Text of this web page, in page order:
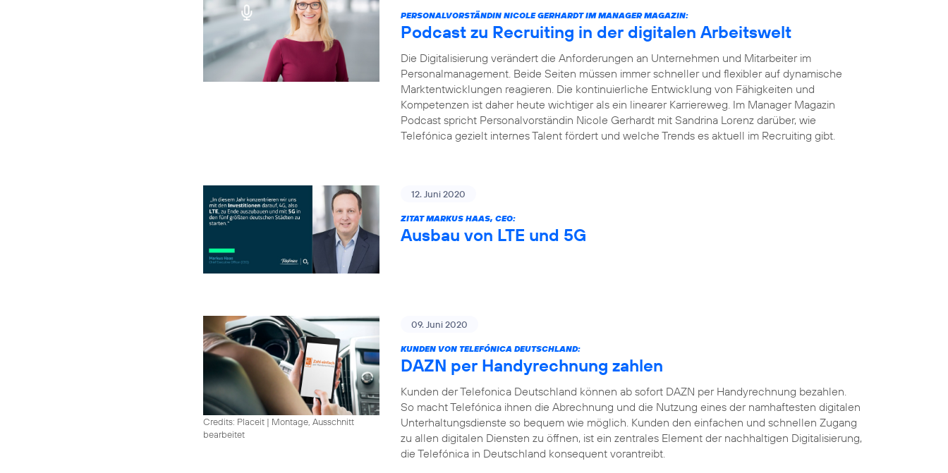
PERSONALVORSTÄNDIN NICOLE GERHARDT IM MANAGER MAGAZIN:
Podcast zu Recruiting in der digitalen Arbeitswelt
Die Digitalisierung verändert die Anforderungen an Unternehmen und Mitarbeiter im
Personalmanagement. Beide Seiten müssen immer schneller und flexibler auf dynamische
Marktentwicklungen reagieren. Die kontinuierliche Entwicklung von Fähigkeiten und
Kompetenzen ist daher heute wichtiger als ein linearer Karriereweg. Im Manager Magazin
Podcast spricht Personalvorständin Nicole Gerhardt mit Sandrina Lorenz darüber, wie
Telefónica gezielt internes Talent fördert und welche Trends es aktuell im Recruiting gibt.
12. Juni 2020
ZITAT MARKUS HAAS, CEO:
Ausbau von LTE und 5G
Credits: Placeit | Montage, Ausschnitt
bearbeitet
09. Juni 2020
KUNDEN VON TELEFÓNICA DEUTSCHLAND:
DAZN per Handyrechnung zahlen
Kunden der Telefonica Deutschland können ab sofort DAZN per Handyrechnung bezahlen.
So macht Telefónica ihnen die Abrechnung und die Nutzung eines der namhaftesten digitalen
Unterhaltungsdienste so bequem wie möglich. Kunden den einfachen und schnellen Zugang
zu allen digitalen Diensten zu öffnen, ist ein zentrales Element der nachhaltigen Digitalisierung,
die Telefónica in Deutschland konsequent vorantreibt.